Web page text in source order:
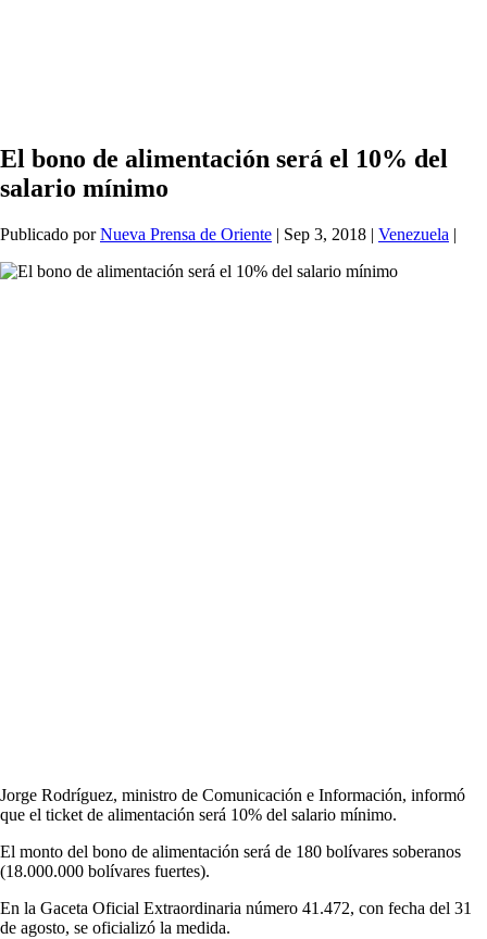
El bono de alimentación será el 10% del
salario mínimo
Publicado porNueva Prensa de Oriente | Sep 3, 2018 | Venezuela |
Jorge Rodríguez, ministro de Comunicación e Información, informó
que el ticket de alimentación será 10% del salario mínimo.
El monto del bono de alimentación será de 180 bolívares soberanos
(18.000.000 bolívares fuertes).
En la Gaceta Oficial Extraordinaria número 41.472, con fecha del 31
de agosto, se oficializó la medida.